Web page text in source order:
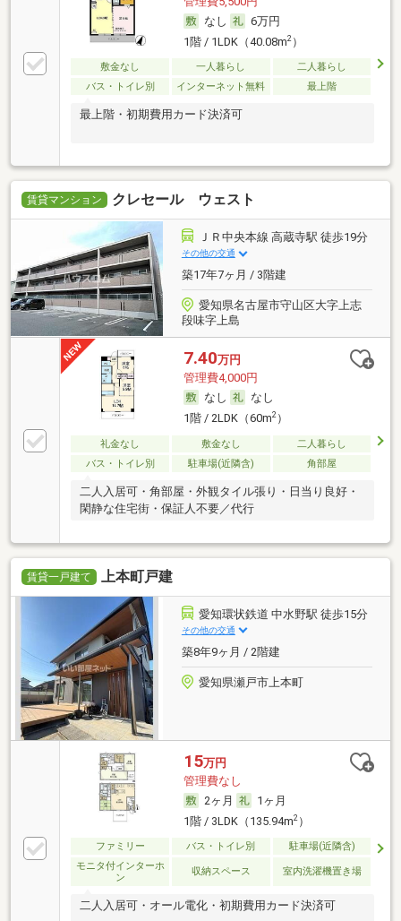
なし
6万円
1階 / 1LDK（40.08m2）
敷金なし 一人暮らし
二人暮らし
バス・トイレ別
インターネット無料 最上階
最上階・初期費用カード決済可
賃貸マンション クレセール ウェスト
ＪＲ中央本線 高蔵寺駅 徒歩19分
その他の交通
築17年7ヶ月 / 3階建
愛知県名古屋市守山区大字上志
段味字上島
7.40万円
管理費4,000円
なし
なし
1階 / 2LDK（60m2）
礼金なし 敷金なし
二人暮らし
バス・トイレ別
駐車場(近隣含) 角部屋
二人入居可・角部屋・外観タイル張り・日当り良好・
閑静な住宅街・保証人不要／代行
賃貸一戸建て 上本町戸建
愛知環状鉄道 中水野駅 徒歩15分
その他の交通
築8年9ヶ月 / 2階建
愛知県瀬戸市上本町
15万円
管理費なし
2ヶ月
1ヶ月
1階 / 3LDK（135.94m2）
ファミリー バス・トイレ別
駐車場(近隣含)
モニタ付インターホ
ン
収納スペース 室内洗濯機置き場
二人入居可・オール電化・初期費用カード決済可